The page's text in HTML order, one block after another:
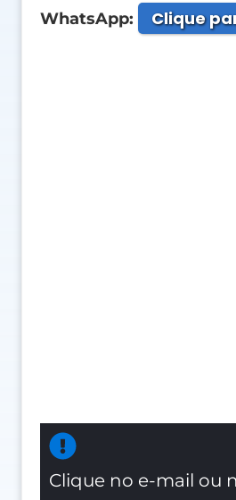
WhatsApp: Clique
Clique no e-mail ou